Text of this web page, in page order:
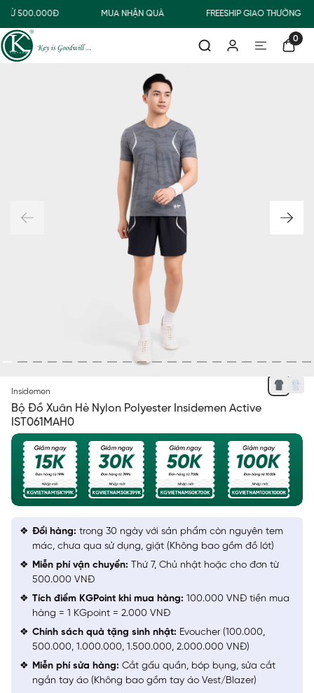
TỪ 500.000Đ MUA NHẬN QUÀ FREESHIP GIAO THƯỜNG
0
Insidemen
Bộ Đồ Xuân Hè Nylon Polyester Insidemen Active
IST061MAH0
Đổi hàng: trong 30 ngày với sản phẩm còn nguyên tem
mác, chưa qua sử dụng, giặt (Không bao gồm đồ lót)
Miễn phí vận chuyển: Thứ 7, Chủ nhật hoặc cho đơn từ
500.000 VNĐ
Tích điểm KGPoint khi mua hàng: 100.000 VNĐ tiền mua
hàng = 1 KGpoint = 2.000 VNĐ
Chính sách quà tặng sinh nhật: Evoucher (100.000,
500.000, 1.000.000, 1.500.000, 2.000.000 VNĐ)
Miễn phí sửa hàng: Cắt gấu quần, bóp bụng, sửa cắt
ngắn tay áo (Không bao gồm tay áo Vest/Blazer)